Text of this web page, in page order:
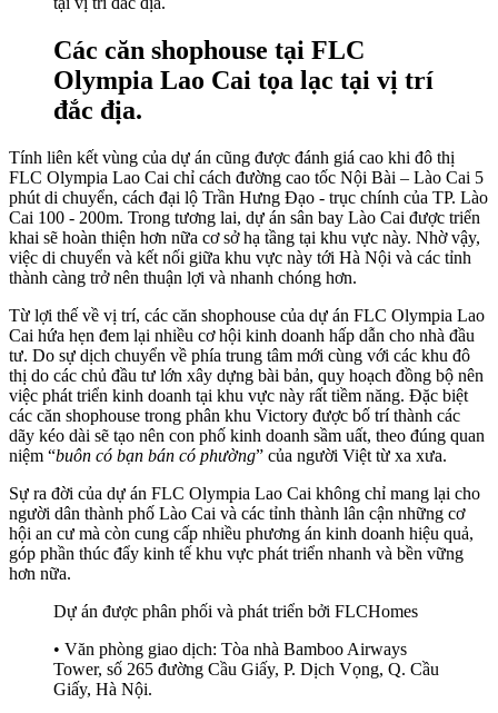
Các căn shophouse tại FLC
Olympia Lao Cai tọa lạc tại vị trí
đắc địa.
Tính liên kết vùng của dự án cũng được đánh giá cao khi đô thị
FLC Olympia Lao Cai chỉ cách đường cao tốc Nội Bài – Lào Cai 5
phút di chuyển, cách đại lộ Trần Hưng Đạo - trục chính của TP. Lào
Cai 100 - 200m. Trong tương lai, dự án sân bay Lào Cai được triển
khai sẽ hoàn thiện hơn nữa cơ sở hạ tầng tại khu vực này. Nhờ vậy,
việc di chuyển và kết nối giữa khu vực này tới Hà Nội và các tỉnh
thành càng trở nên thuận lợi và nhanh chóng hơn.
Từ lợi thế về vị trí, các căn shophouse của dự án FLC Olympia Lao
Cai hứa hẹn đem lại nhiều cơ hội kinh doanh hấp dẫn cho nhà đầu
tư. Do sự dịch chuyển về phía trung tâm mới cùng với các khu đô
thị do các chủ đầu tư lớn xây dựng bài bản, quy hoạch đồng bộ nên
việc phát triển kinh doanh tại khu vực này rất tiềm năng. Đặc biệt
các căn shophouse trong phân khu Victory được bố trí thành các
dãy kéo dài sẽ tạo nên con phố kinh doanh sầm uất, theo đúng quan
niệm “buôn có bạn bán có phường” của người Việt từ xa xưa.
Sự ra đời của dự án FLC Olympia Lao Cai không chỉ mang lại cho
người dân thành phố Lào Cai và các tỉnh thành lân cận những cơ
hội an cư mà còn cung cấp nhiều phương án kinh doanh hiệu quả,
góp phần thúc đẩy kinh tế khu vực phát triển nhanh và bền vững
hơn nữa.
Dự án được phân phối và phát triển bởi FLCHomes
• Văn phòng giao dịch: Tòa nhà Bamboo Airways
Tower, số 265 đường Cầu Giấy, P. Dịch Vọng, Q. Cầu
Giấy, Hà Nội.